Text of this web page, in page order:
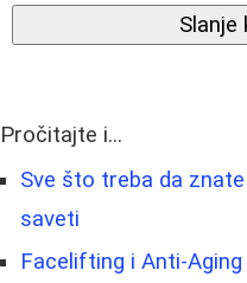
Slanje
Pročitajte i...
Sve što treba da
saveti
Facelifting i Anti-